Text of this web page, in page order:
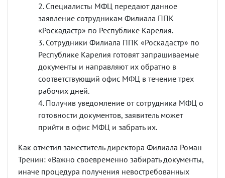
Специалисты МФЦ передают данное
заявление сотрудникам Филиала ППК
«Роскадастр» по Республике Карелия.
Сотрудники Филиала ППК «Роскадастр» по
Республике Карелия готовят запрашиваемые
документы и направляют их обратно в
соответствующий офис МФЦ в течение трех
рабочих дней.
Получив уведомление от сотрудника МФЦ о
готовности документов, заявитель может
прийти в офис МФЦ и забрать их.
Как отметил заместитель директора Филиала Роман
Тренин: «Важно своевременно забирать документы,
иначе процедура получения невостребованных